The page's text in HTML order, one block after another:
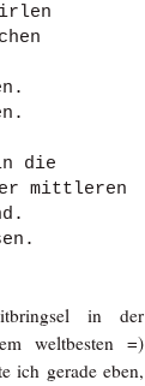
die
mittleren
in der
weltbesten =)
ich gerade eben,